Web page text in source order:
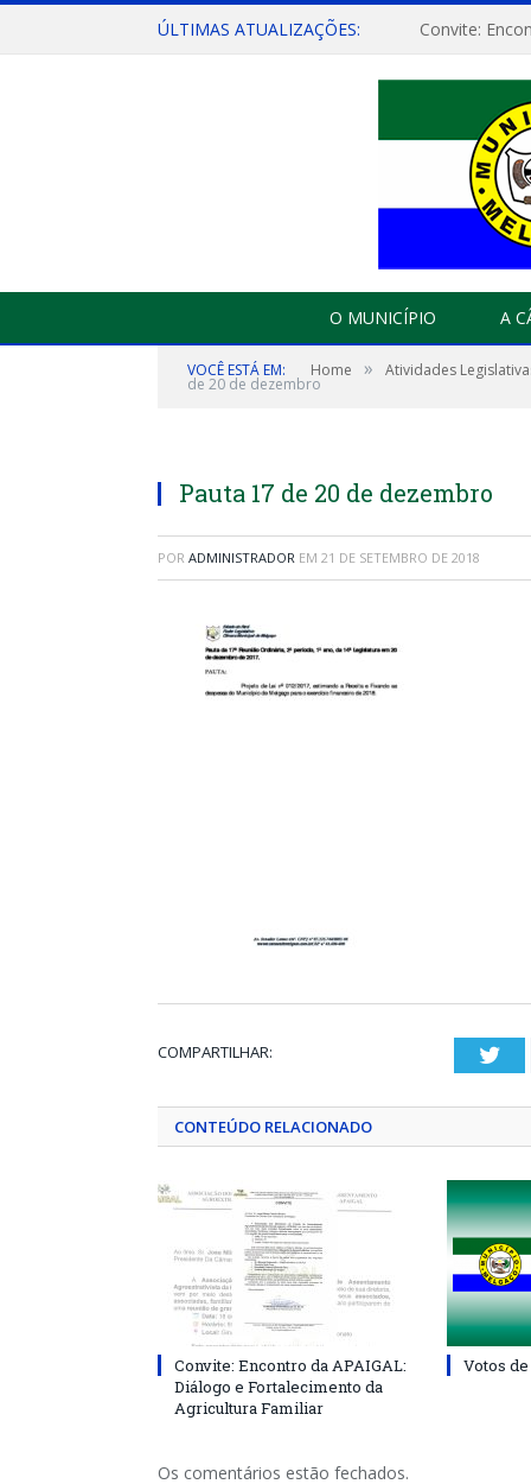
ÚLTIMAS ATUALIZAÇÕES:
O MUNICÍPIO A
VOCÊ ESTÁ EM: Home » Atividades
de 20 de dezembro
Pauta 17 de 20 de dezembro
POR ADMINISTRADOR EM 21 DE SETEMBRO DE 2018
COMPARTILHAR:
CONTEÚDO RELACIONADO
Convite: Encontro da APAIGAL:
Diálogo e Fortalecimento da
Agricultura Familiar
Votos
Os comentários estão fechados.